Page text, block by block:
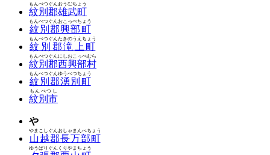
紋別郡雄武町
もんべつぐんおうむちょう
紋別郡興部町
もんべつぐんおこっぺちょう
紋別郡滝上町
もんべつぐんたきのうえちょう
紋別郡西興部村
もんべつぐんにしおこっぺむら
紋別郡湧別町
もんべつぐんゆうべつちょう
紋別市
もんべつし
や
山越郡長万部町
やまこしぐんおしゃまんべちょう
ゆうばりぐんくりやまちょう